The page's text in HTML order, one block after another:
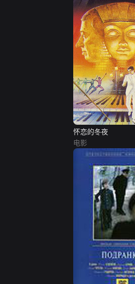
怀恋的冬夜
电影